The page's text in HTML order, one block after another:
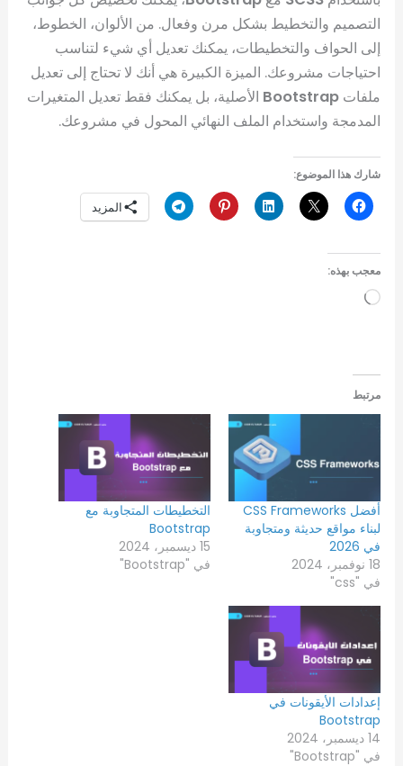
التصميم والتخطيط بشكل مرن وفعال. من الألوان، الخطوط،
إلى الحواف والتخطيطات، يمكنك تعديل أي شيء لتناسب
احتياجات مشروعك. الميزة الكبيرة هي أنك لا تحتاج إلى تعديل
ملفاتBootstrap الأصلية، بل يمكنك فقط تعديل المتغيرات
المدمجة واستخدام الملف النهائي المحول في مشروعك.
شارك هذا الموضوع:
المزيد
معجب بهذه:
جاري
مرتبط
أفضل CSS Frameworks
لبناء مواقع حديثة ومتجاوبة
في 2026
18 نوفمبر، 2024
في "css"
التخطيطات المتجاوبة مع
Bootstrap
15 ديسمبر، 2024
في "Bootstrap"
إعدادات الأيقونات في
Bootstrap
14 ديسمبر، 2024
في "Bootstrap"